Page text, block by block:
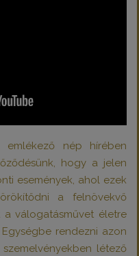
nép hírében
hogy a jelen
események, ahol ezek
a felnövekvő
a válogatásművet életre
rendezni azon
létező